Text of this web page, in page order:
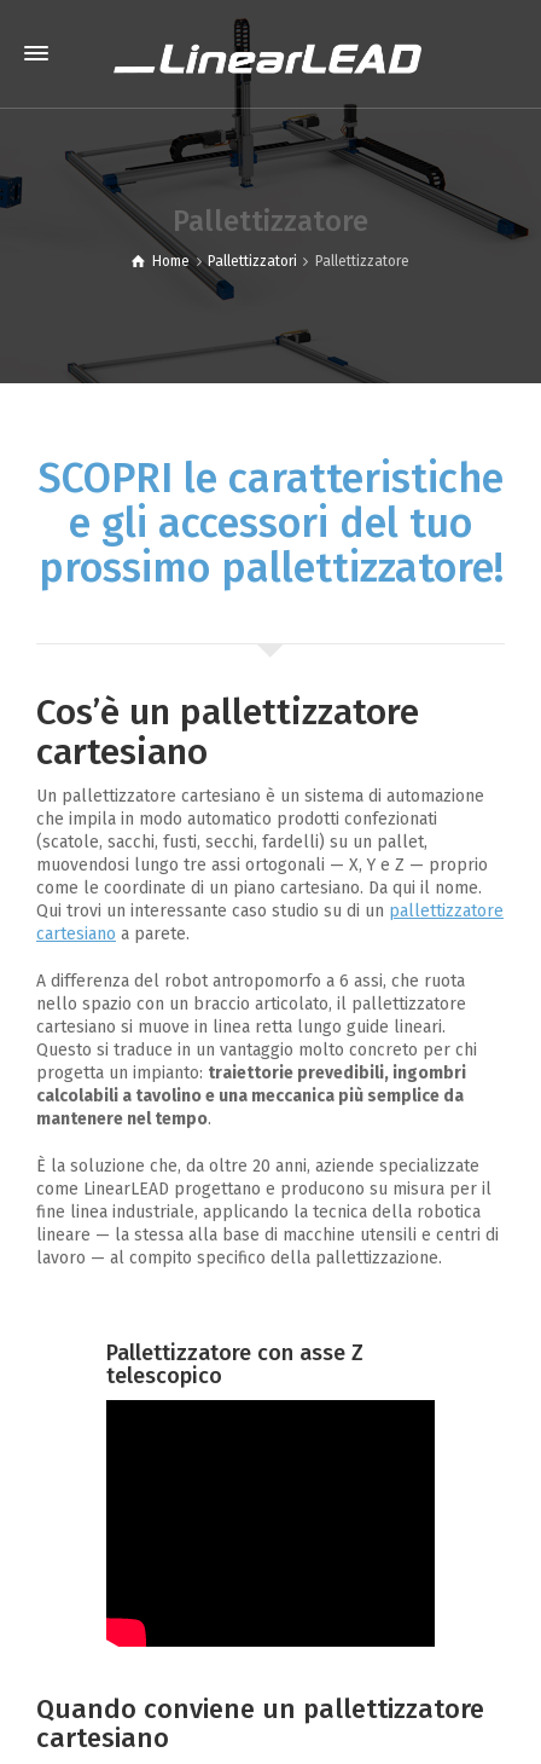
Pallettizzatore
Home Pallettizzatori Pallettizzatore
SCOPRI le caratteristiche
e gli accessori del tuo
prossimo pallettizzatore!
Cos’è un pallettizzatore
cartesiano
Un pallettizzatore cartesiano è un sistema di automazione
che impila in modo automatico prodotti confezionati
(scatole, sacchi, fusti, secchi, fardelli) su un pallet,
muovendosi lungo tre assi ortogonali — X, Y e Z — proprio
come le coordinate di un piano cartesiano. Da qui il nome.
Qui trovi un interessante caso studio su di un pallettizzatore
cartesiano a parete.
A differenza del robot antropomorfo a 6 assi, che ruota
nello spazio con un braccio articolato, il pallettizzatore
cartesiano si muove in linea retta lungo guide lineari.
Questo si traduce in un vantaggio molto concreto per chi
progetta un impianto: traiettorie prevedibili, ingombri
calcolabili a tavolino e una meccanica più semplice da
mantenere nel tempo.
È la soluzione che, da oltre 20 anni, aziende specializzate
come LinearLEAD progettano e producono su misura per il
fine linea industriale, applicando la tecnica della robotica
lineare — la stessa alla base di macchine utensili e centri di
lavoro — al compito specifico della pallettizzazione.
Pallettizzatore con asse Z
telescopico
Quando conviene un pallettizzatore
cartesiano